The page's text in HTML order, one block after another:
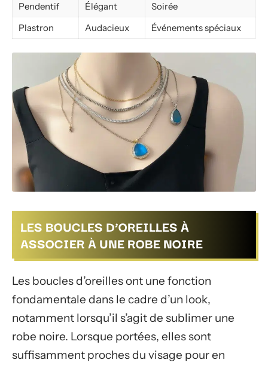
Pendentif
Élégant
Soirée
Plastron
Audacieux Événements spéciaux
LES BOUCLES D’OREILLES À
ASSOCIER À UNE ROBE NOIRE
Les boucles d’oreilles ont une fonction
fondamentale dans le cadre d’un look,
notamment lorsqu’il s’agit de sublimer une
robe noire. Lorsque portées, elles sont
suffisamment proches du visage pour en